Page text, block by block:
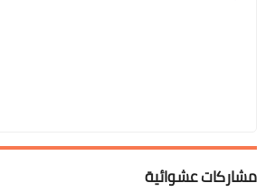
مشاركات عشوائية